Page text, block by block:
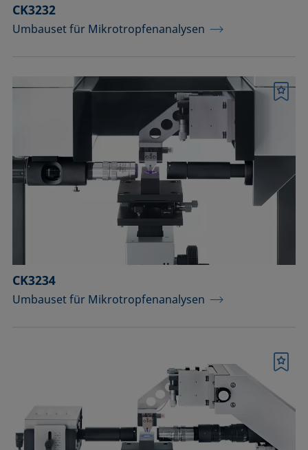
CK3232
Umbauset für Mikrotropfenanalysen
CK3234
Umbauset für Mikrotropfenanalysen
Merkliste
Merkliste